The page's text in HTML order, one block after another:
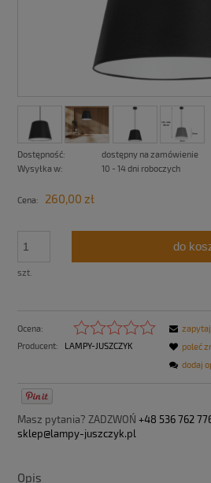
Dostępność:
dostępny na zamówienie
Wysyłka w:
10 - 14 dni roboczych
Cena: 260,00 zł
szt.
do
Ocena:
Producent:
LAMPY-JUSZCZYK
poleć
dodaj
Masz pytania? ZADZWOŃ +48 536 762
sklep@lampy-juszczyk.pl
Opis